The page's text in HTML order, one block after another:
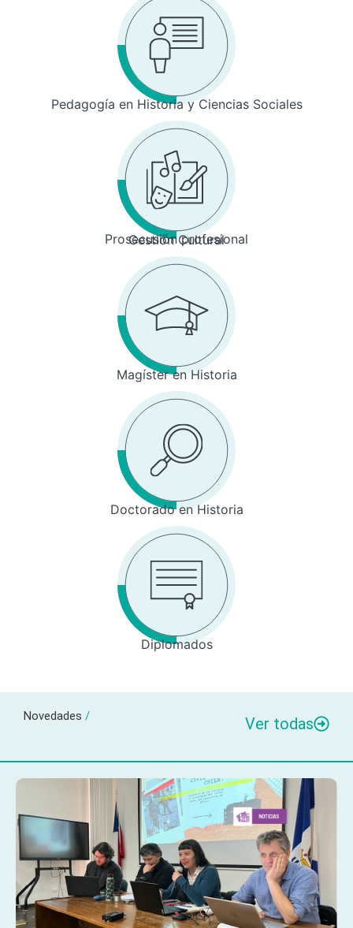
Pedagogía en Historia y Ciencias Sociales
Prosecusión profesional
Gestión Cultural
Magíster en Historia
Doctorado en Historia
Diplomados
Novedades / Ver todas